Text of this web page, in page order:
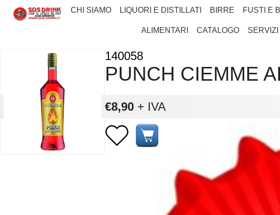
CHI SIAMO LIQUORI E DISTILLATI BIRRE FUSTI E
ALIMENTARI CATALOGO SERVIZI
140058
PUNCH CIEMME
€8,90 + IVA